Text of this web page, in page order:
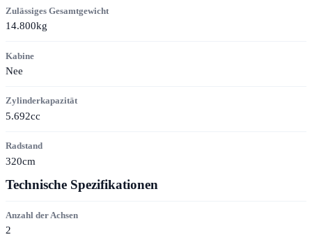
Zulässiges Gesamtgewicht
14.800kg
Kabine
Nee
Zylinderkapazität
5.692cc
Radstand
320cm
Technische Spezifikationen
Anzahl der Achsen
2